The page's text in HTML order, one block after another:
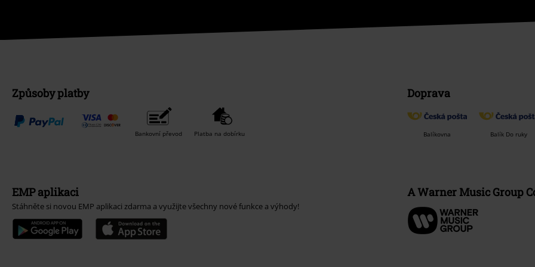
Způsoby platby
Bankovní převod Platba na dobírku
Doprava
Balíkovna Balík Do ruky
EMP aplikaci
Stáhněte si novou EMP aplikaci zdarma a využijte všechny nové funkce a výhody!
A Warner Music Group